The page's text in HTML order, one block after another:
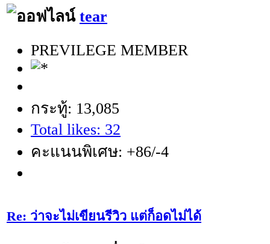
tear
PREVILEGE MEMBER
กระทู้: 13,085
Total likes: 32
คะแนนพิเศษ: +86/-4
Re: ว่าจะไม่เขียนรีวิว แต่ก็อดไม่ได้